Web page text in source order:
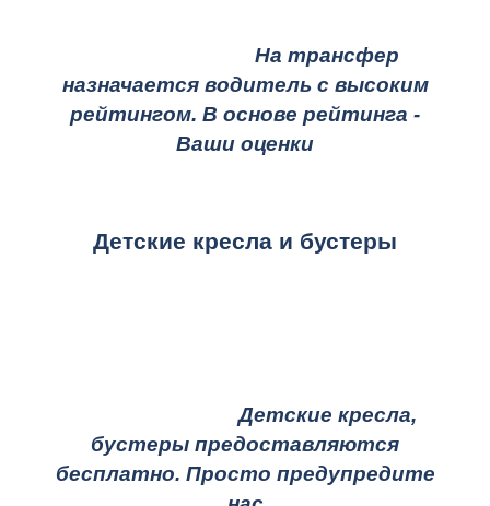
На трансфер
назначается водитель с высоким
рейтингом. В основе рейтинга -
Ваши оценки
Детские кресла и бустеры
Детские кресла,
бустеры предоставляются
бесплатно. Просто предупредите